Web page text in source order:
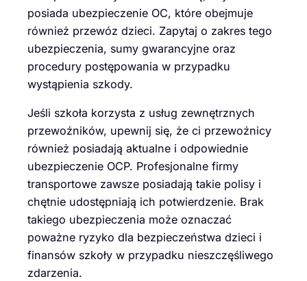
posiada ubezpieczenie OC, które obejmuje
również przewóz dzieci. Zapytaj o zakres tego
ubezpieczenia, sumy gwarancyjne oraz
procedury postępowania w przypadku
wystąpienia szkody.
Jeśli szkoła korzysta z usług zewnętrznych
przewoźników, upewnij się, że ci przewoźnicy
również posiadają aktualne i odpowiednie
ubezpieczenie OCP. Profesjonalne firmy
transportowe zawsze posiadają takie polisy i
chętnie udostępniają ich potwierdzenie. Brak
takiego ubezpieczenia może oznaczać
poważne ryzyko dla bezpieczeństwa dzieci i
finansów szkoły w przypadku nieszczęśliwego
zdarzenia.